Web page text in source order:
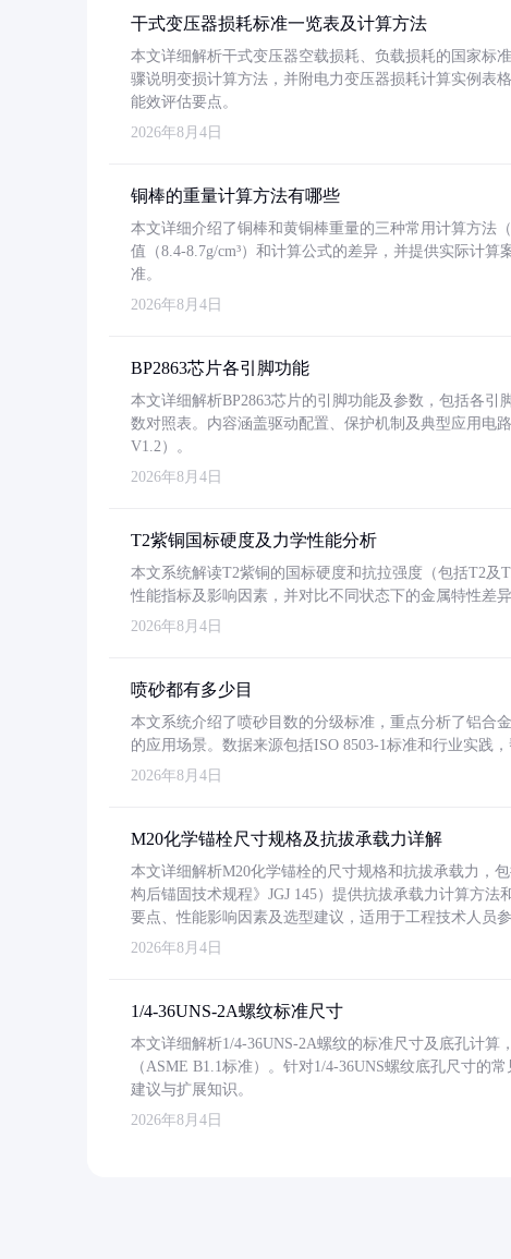
干式变压器损耗标准一览表及计算方法
本文详细解析干式变压器空载损耗、负载损耗的国家标
骤说明变损计算方法，并附电力变压器损耗计算实例表
能效评估要点。
2026年8月4日
铜棒的重量计算方法有哪些
本文详细介绍了铜棒和黄铜棒重量的三种常用计算方法
值（8.4-8.7g/cm³）和计算公式的差异，并提供实际计
准。
2026年8月4日
BP2863芯片各引脚功能
本文详细解析BP2863芯片的引脚功能及参数，包括各
数对照表。内容涵盖驱动配置、保护机制及典型应用电
V1.2）。
2026年8月4日
T2紫铜国标硬度及力学性能分析
本文系统解读T2紫铜的国标硬度和抗拉强度（包括T2及
性能指标及影响因素，并对比不同状态下的金属特性差
2026年8月4日
喷砂都有多少目
本文系统介绍了喷砂目数的分级标准，重点分析了铝合
的应用场景。数据来源包括ISO 8503-1标准和行业实践
2026年8月4日
M20化学锚栓尺寸规格及抗拔承载力详解
本文详细解析M20化学锚栓的尺寸规格和抗拔承载力，
构后锚固技术规程》JGJ 145）提供抗拔承载力计算方
要点、性能影响因素及选型建议，适用于工程技术人员参
2026年8月4日
1/4-36UNS-2A螺纹标准尺寸
本文详细解析1/4-36UNS-2A螺纹的标准尺寸及底孔计
（ASME B1.1标准）。针对1/4-36UNS螺纹底孔尺寸的
建议与扩展知识。
2026年8月4日